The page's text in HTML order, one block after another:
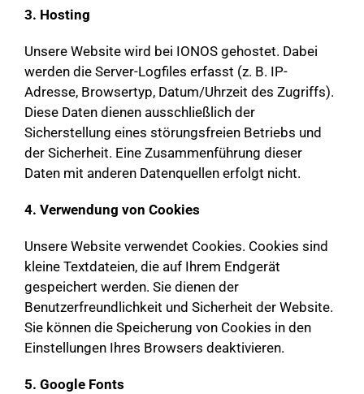
3. Hosting
Unsere Website wird bei IONOS gehostet. Dabei
werden die Server-Logfiles erfasst (z. B. IP-
Adresse, Browsertyp, Datum/Uhrzeit des Zugriffs).
Diese Daten dienen ausschließlich der
Sicherstellung eines störungsfreien Betriebs und
der Sicherheit. Eine Zusammenführung dieser
Daten mit anderen Datenquellen erfolgt nicht.
4. Verwendung von Cookies
Unsere Website verwendet Cookies. Cookies sind
kleine Textdateien, die auf Ihrem Endgerät
gespeichert werden. Sie dienen der
Benutzerfreundlichkeit und Sicherheit der Website.
Sie können die Speicherung von Cookies in den
Einstellungen Ihres Browsers deaktivieren.
5. Google Fonts